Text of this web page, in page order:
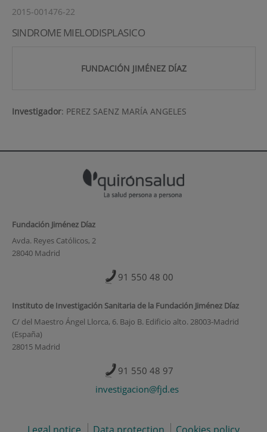
2015-001476-22
SINDROME MIELODISPLASICO
FUNDACIÓN JIMÉNEZ DÍAZ
Investigador: PEREZ SAENZ MARÍA ANGELES
Fundación Jiménez Díaz
Avda. Reyes Católicos, 2
28040 Madrid
91 550 48 00
Instituto de Investigación Sanitaria de la Fundación Jiménez Díaz
C/ del Maestro Ángel Llorca, 6. Bajo B. Edificio alto. 28003-Madrid
(España)
28015 Madrid
91 550 48 97
investigacion@fjd.es